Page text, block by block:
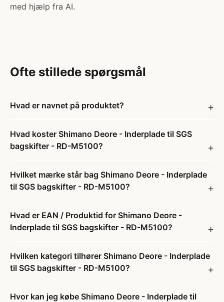
med hjælp fra AI.
Ofte stillede spørgsmål
Hvad er navnet på produktet?
Hvad koster Shimano Deore - Inderplade til SGS
bagskifter - RD-M5100?
Hvilket mærke står bag Shimano Deore - Inderplade
til SGS bagskifter - RD-M5100?
Hvad er EAN / Produktid for Shimano Deore -
Inderplade til SGS bagskifter - RD-M5100?
Hvilken kategori tilhører Shimano Deore - Inderplade
til SGS bagskifter - RD-M5100?
Hvor kan jeg købe Shimano Deore - Inderplade til